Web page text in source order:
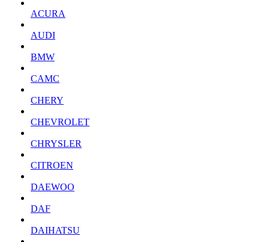
ACURA
AUDI
BMW
CAMC
CHERY
CHEVROLET
CHRYSLER
CITROEN
DAEWOO
DAF
DAIHATSU